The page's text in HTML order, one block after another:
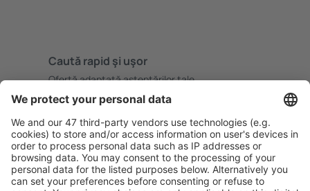
Caută rapid şi uşor
Ofertă adaptată aşteptărilor tale.
Planifică ȋn siguranţă
Rezervare fără griji cu opțiune gratuită de anulare.
Economiseşte mai mult